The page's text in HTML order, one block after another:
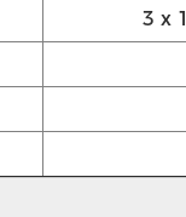
3 x